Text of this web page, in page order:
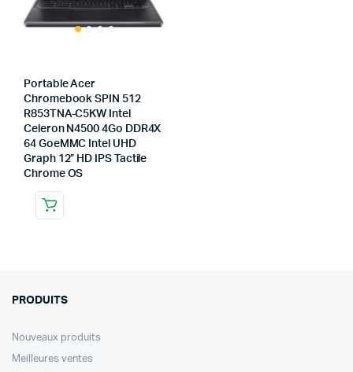
Portable Acer
Chromebook SPIN 512
R853TNA-C5KW Intel
Celeron N4500 4Go DDR4X
64 GoeMMC Intel UHD
Graph 12” HD IPS Tactile
Chrome OS
PRODUITS
Nouveaux produits
Meilleures ventes